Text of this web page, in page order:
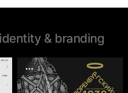
identity & branding